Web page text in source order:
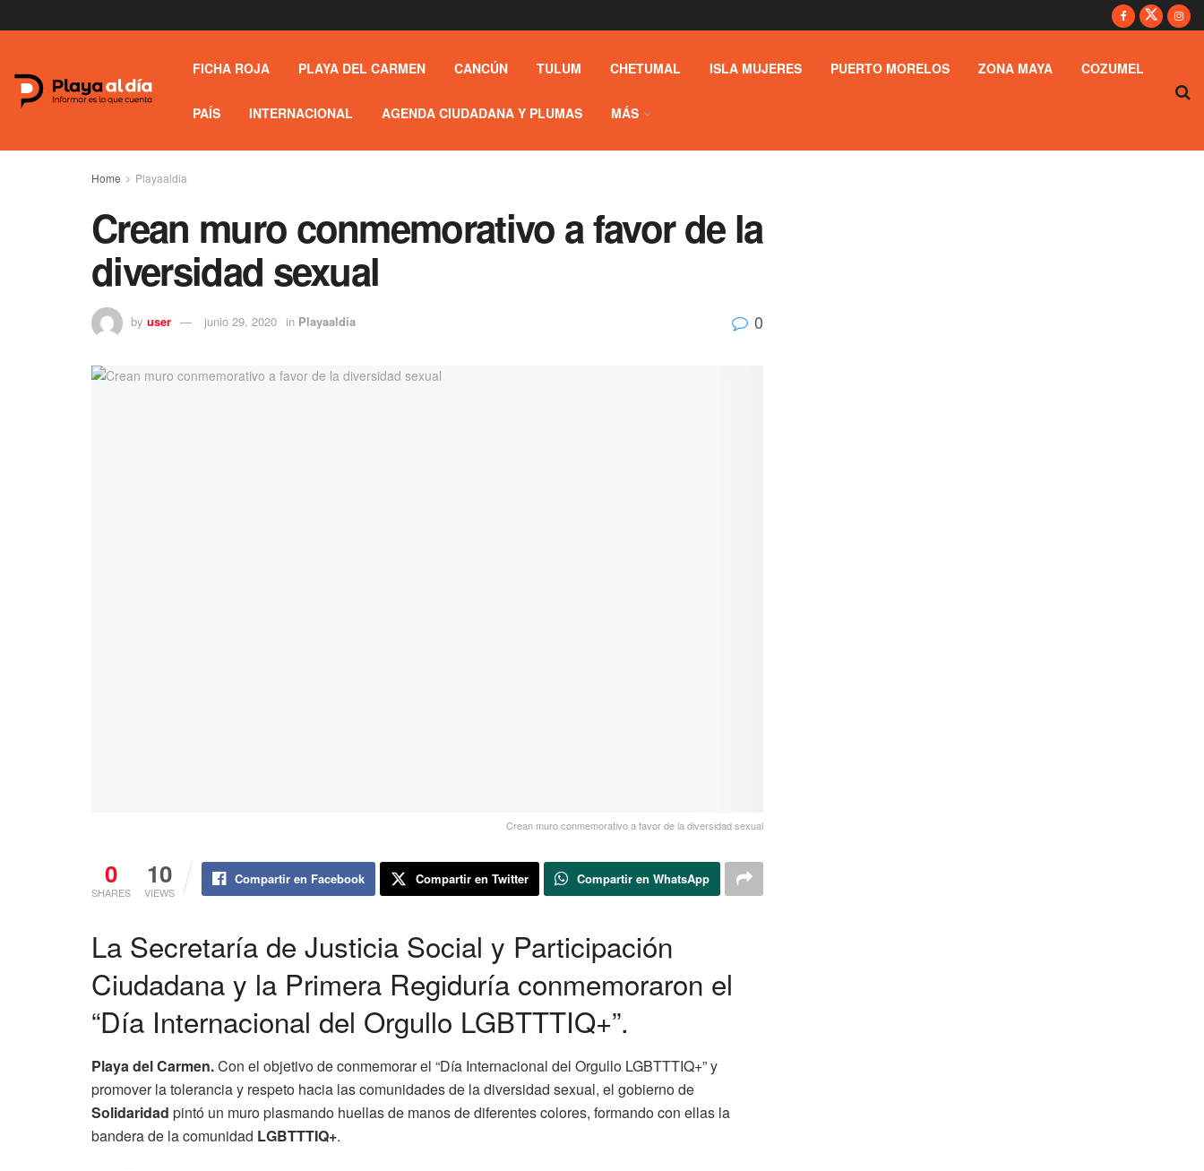
FICHA ROJA PLAYA DEL CARMEN CANCÚN TULUM CHETUMAL ISLA MUJERES PUERTO MORELOS ZONA MAYA COZUMEL
PAÍS INTERNACIONAL AGENDA CIUDADANA Y PLUMAS MÁS
Home Playaaldia
Crean muro conmemorativo a favor de la
diversidad sexual
by user junio 29, 2020 in Playaaldia 0
Crean muro conmemorativo a favor de la diversidad sexual
0
SHARES
10
VIEWS
Compartir en Facebook Compartir en Twitter Compartir en WhatsApp
La Secretaría de Justicia Social y Participación
Ciudadana y la Primera Regiduría conmemoraron el
“Día Internacional del Orgullo LGBTTTIQ+”.
Playa del Carmen.Con el objetivo de conmemorar el “Día Internacional del Orgullo LGBTTTIQ+” y
promover la tolerancia y respeto hacia las comunidades de la diversidad sexual, el gobierno de
Solidaridad pintó un muro plasmando huellas de manos de diferentes colores, formando con ellas la
bandera de la comunidad LGBTTTIQ+.